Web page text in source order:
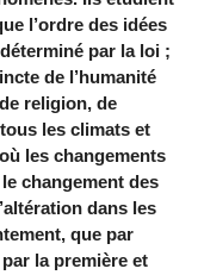
l’ordre des idées
par la loi ;
de l’humanité
religion, de
les climats et
les changements
changement des
dans les
que par
la première et